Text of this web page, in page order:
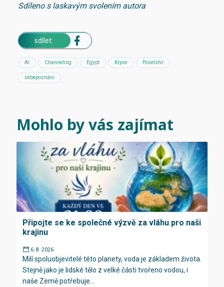
Sdíleno s laskavým svolením autora
sdílet:
AI Channeling Egypt Kryon Poselství
sebepoznání
Mohlo by vás zajímat
Připojte se ke společné výzvě za vláhu pro naši
krajinu
6. 8. 2026
Milí spoluobjevitelé této planety, voda je základem života.
Stejně jako je lidské tělo z velké části tvořeno vodou, i
naše Země potřebuje...